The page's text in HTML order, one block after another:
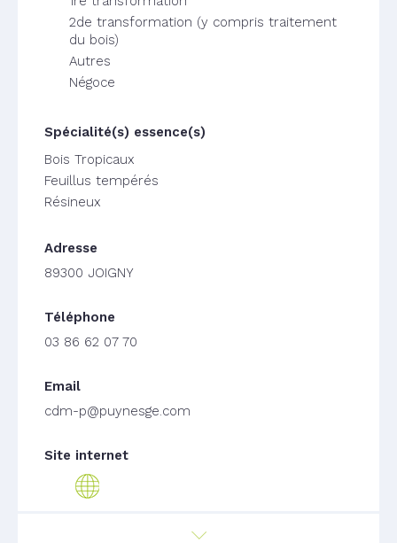
2de transformation (y compris traitement
du bois)
Autres
Négoce
Bois Tropicaux
Feuillus tempérés
Résineux
89300 JOIGNY
03 86 62 07 70
cdm-p@puynesge.com